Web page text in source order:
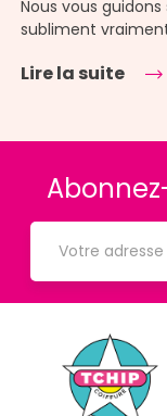
Nous vous
subliment
Lire la suite